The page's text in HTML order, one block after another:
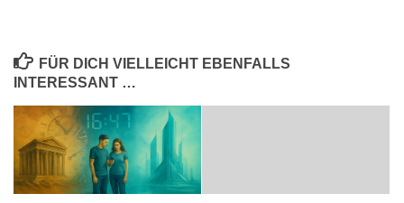
FÜR DICH VIELLEICHT EBENFALLS
INTERESSANT …